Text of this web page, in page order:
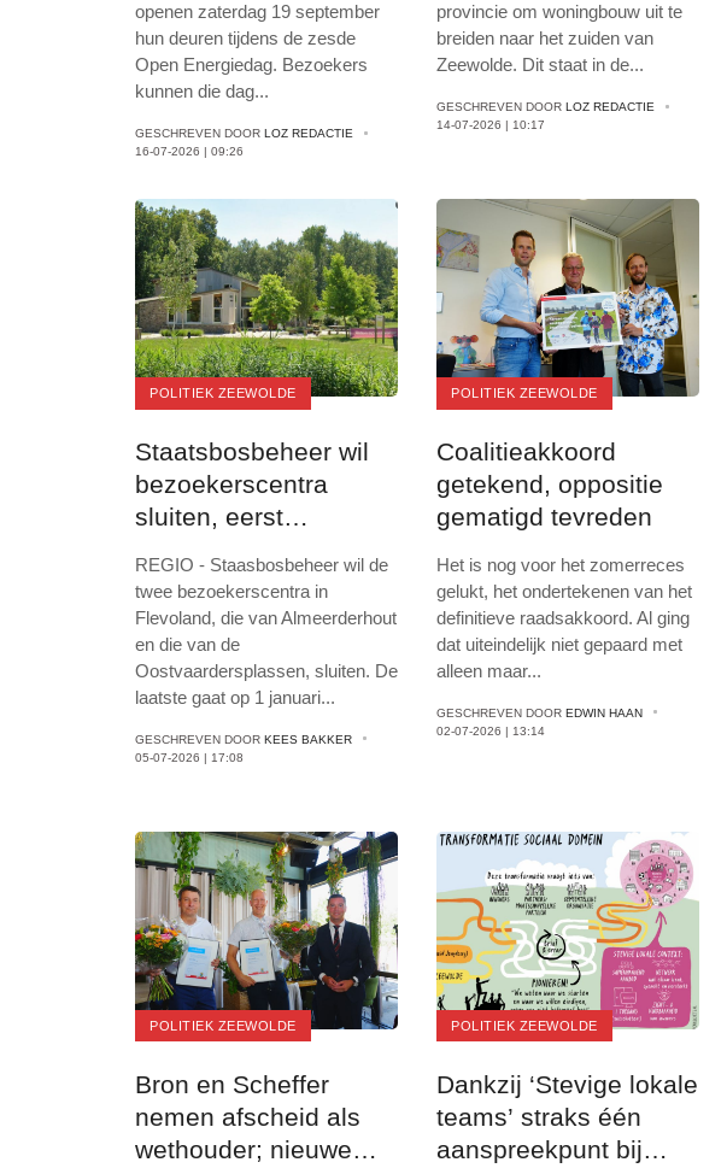
openen zaterdag 19 september
hun deuren tijdens de zesde
Open Energiedag. Bezoekers
kunnen die dag...
GESCHREVEN DOOR LOZ REDACTIE
16-07-2026 | 09:26
provincie om woningbouw uit te
breiden naar het zuiden van
Zeewolde. Dit staat in de...
GESCHREVEN DOORLOZ REDACTIE
14-07-2026 | 10:17
POLITIEK ZEEWOLDE
Staatsbosbeheer wil
bezoekerscentra
sluiten, eerst
daarna ook de
Oostvaardersplassen
REGIO - Staasbosbeheer wil de
twee bezoekerscentra in
Flevoland, die van Almeerderhout
en die van de
Oostvaardersplassen, sluiten. De
laatste gaat op 1 januari...
GESCHREVEN DOOR KEES BAKKER
05-07-2026 | 17:08
POLITIEK ZEEWOLDE
Coalitieakkoord
getekend, oppositie
gematigd tevreden
Het is nog voor het zomerreces
gelukt, het ondertekenen van het
definitieve raadsakkoord. Al ging
dat uiteindelijk niet gepaard met
alleen maar...
GESCHREVEN DOOREDWIN HAAN
02-07-2026 | 13:14
POLITIEK ZEEWOLDE
Bron en Scheffer
nemen afscheid als
wethouder; nieuwe
POLITIEK ZEEWOLDE
Dankzij ‘Stevige lokale
teams’ straks één
aanspreekpunt bij